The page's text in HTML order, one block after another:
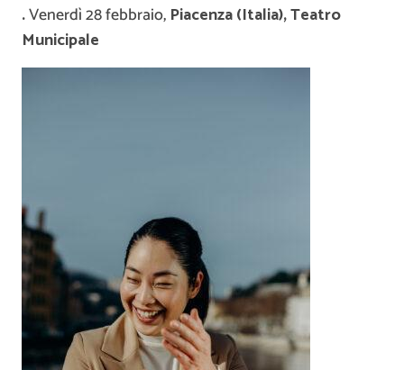
.Venerdì 28 febbraio, Piacenza (Italia), Teatro
Municipale